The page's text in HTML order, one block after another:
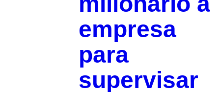
empresa
para
supervisar